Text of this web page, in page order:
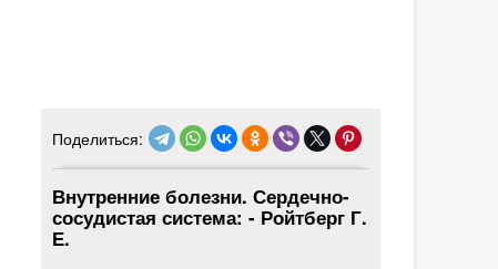
Поделиться:
Внутренние болезни. Сердечно-
сосудистая система: - Ройтберг Г.
Е.